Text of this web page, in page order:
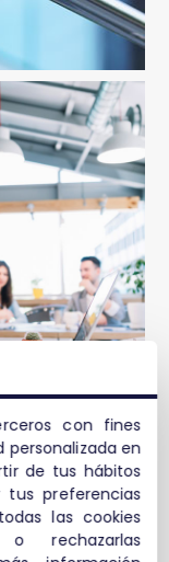
con fines
en
de tus hábitos
tus preferencias
las cookies
rechazarlas